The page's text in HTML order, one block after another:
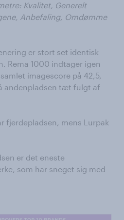
Kvalitet, Generelt
Anbefaling, Omdømme
er stort set identisk
Rema 1000 indtager igen
imagescore på 42,5,
andenpladsen tæt fulgt af
fjerdepladsen, mens Lurpak
er det eneste
som har sneget sig med